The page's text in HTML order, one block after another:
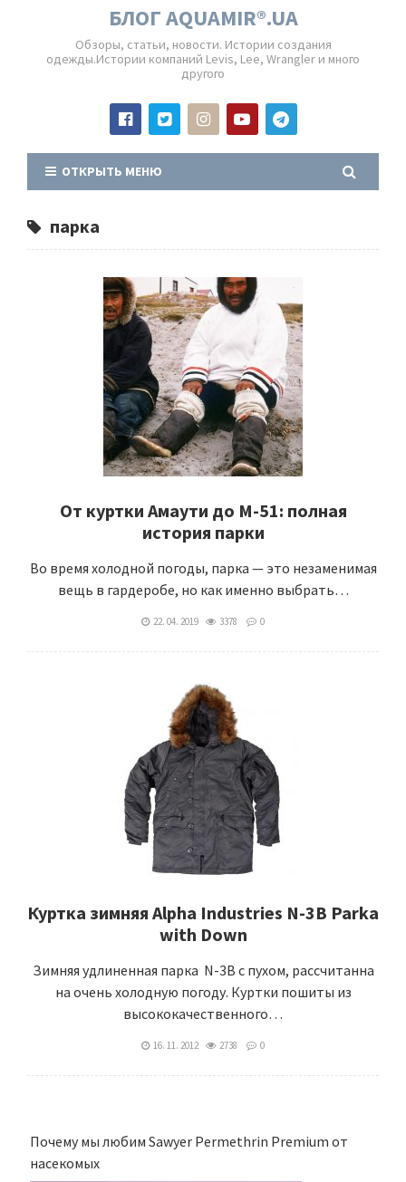
БЛОГ AQUAMIR®.UA
Обзоры, статьи, новости. Истории создания
одежды.Истории компаний Levis, Lee, Wrangler и много
другого
ОТКРЫТЬ МЕНЮ
парка
От куртки Амаути до М-51: полная
история парки
Во время холодной погоды, парка — это незаменимая
вещь в гардеробе, но как именно выбрать…
22. 04. 2019 3378 0
Куртка зимняя Alpha Industries N-3B Parka
with Down
Зимняя удлиненная парка N-3B с пухом, рассчитанна
на очень холодную погоду. Куртки пошиты из
высококачественного…
16. 11. 2012 2738 0
Почему мы любим Sawyer Permethrin Premium от
насекомых